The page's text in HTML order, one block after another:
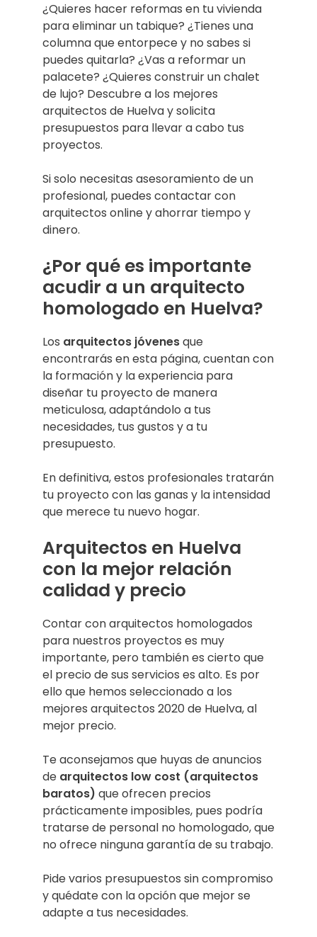
¿Quieres hacer reformas en tu vivienda
para eliminar un tabique? ¿Tienes una
columna que entorpece y no sabes si
puedes quitarla? ¿Vas a reformar un
palacete? ¿Quieres construir un chalet
de lujo? Descubre a los mejores
arquitectos de Huelva y solicita
presupuestos para llevar a cabo tus
proyectos.
Si solo necesitas asesoramiento de un
profesional, puedes contactar con
arquitectos online y ahorrar tiempo y
dinero.
¿Por qué es importante
acudir a un arquitecto
homologado en Huelva?
Los arquitectos jóvenesque
encontrarás en esta página, cuentan con
la formación y la experiencia para
diseñar tu proyecto de manera
meticulosa, adaptándolo a tus
necesidades, tus gustos y a tu
presupuesto.
En definitiva, estos profesionales tratarán
tu proyecto con las ganas y la intensidad
que merece tu nuevo hogar.
Arquitectos en Huelva
con la mejor relación
calidad y precio
Contar con arquitectos homologados
para nuestros proyectos es muy
importante, pero también es cierto que
el precio de sus servicios es alto. Es por
ello que hemos seleccionado a los
mejores arquitectos 2020 de Huelva, al
mejor precio.
Te aconsejamos que huyas de anuncios
de arquitectos low cost (arquitectos
baratos) que ofrecen precios
prácticamente imposibles, pues podría
tratarse de personal no homologado, que
no ofrece ninguna garantía de su trabajo.
Pide varios presupuestos sin compromiso
y quédate con la opción que mejor se
adapte a tus necesidades.